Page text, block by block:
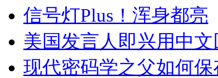
信号灯Plus！浑身都亮
美国发言人即兴用中
现代密码学之父如何